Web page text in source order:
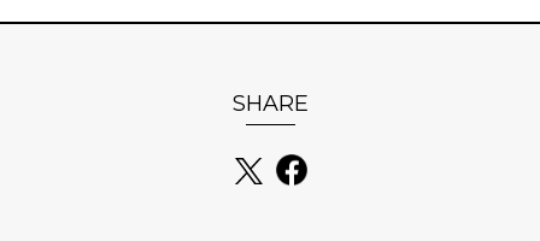
SHARE